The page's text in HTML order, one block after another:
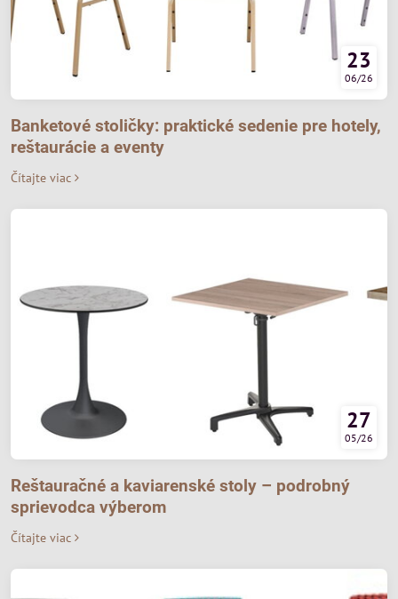
23
06/26
Banketové stoličky: praktické sedenie pre hotely,
reštaurácie a eventy
Čítajte viac
27
05/26
Reštauračné a kaviarenské stoly – podrobný
sprievodca výberom
Čítajte viac